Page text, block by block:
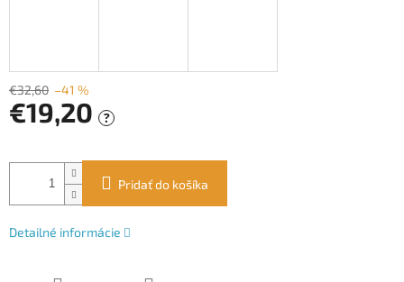
€32,60 –41 %
€19,20 ?
cena:
Pridať do košíka
Detailné informácie